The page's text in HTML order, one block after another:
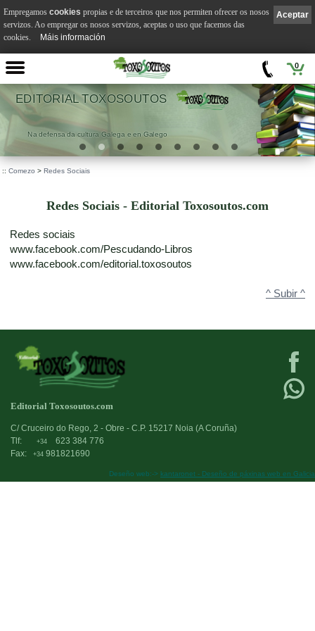
0
TOXOSOUTOS
da cultura Galega e en Galego
:: Comezo > Redes Sociais
Redes Sociais - Editorial Toxosoutos.com
Redes sociais
www.facebook.com/Pescudando-Libros
www.facebook.com/editorial.toxosoutos
^ Subir ^
Editorial Toxosoutos.com
C/ Cruceiro do Rego, 2 - Obre - C.P. 15217 Noia (A Coruña)
Tlf:
+34
623 384 776
Fax:
+34 981821690
Deseño web:-> kantaronet - Deseño de páxinas web en Galicia
Aceptar
Empregamos cookies propias e de terceiros que nos permiten ofrecer os nosos
servizos. Ao empregar os nosos servizos, aceptas o uso que facemos das
cookies.
Máis información